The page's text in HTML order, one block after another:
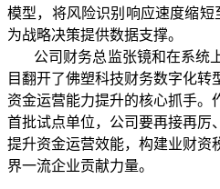
模型，将风险识别响应速度缩短
为战略决策提供数据支撑。
公司财务总监张镜和在系统
目翻开了佛塑科技财务数字化转
资金运营能力提升的核心抓手。
首批试点单位，公司要再接再厉
提升资金运营效能，构建业财资
界一流企业贡献力量。